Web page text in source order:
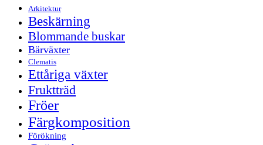
Arkitektur
Beskärning
Blommande buskar
Bärväxter
Clematis
Ettåriga växter
Fruktträd
Fröer
Färgkomposition
Förökning